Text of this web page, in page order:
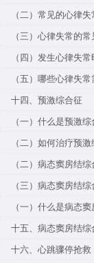
（二）常见的心律
（三）心律失常的
（四）发生心律失
（五）哪些心律失
十四、预激综合征
（一）什么是预激综
（二）如何治疗预
（二）病态窦房结
（三）病态窦房结
（一）什么是病态
十五、病态窦房结综
十六、心跳骤停抢救